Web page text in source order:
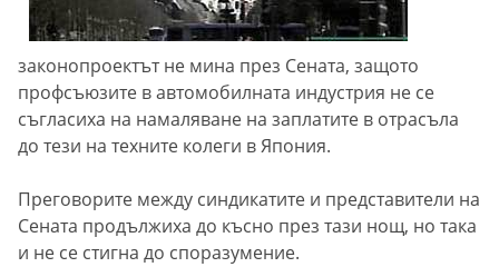
законопроектът не мина през Сената, защото
профсъюзите в автомобилната индустрия не се
съгласиха на намаляване на заплатите в отрасъла
до тези на техните колеги в Япония.
Преговорите между синдикатите и представители на
Сената продължиха до късно през тази нощ, но така
и не се стигна до споразумение.